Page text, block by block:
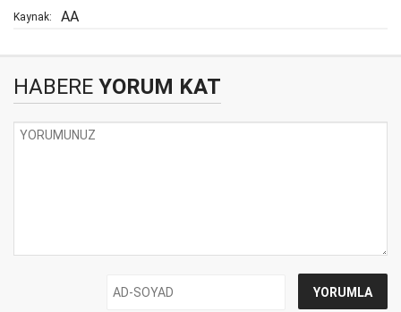
Kaynak: AA
HABERE YORUM KAT